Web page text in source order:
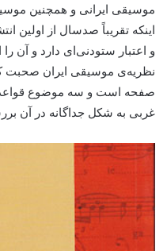
موسیقی ایرانی و همچنین
اینکه تقریباً صدسال از اولین
و اعتبار ستودنی‌ای دارد و آن
صفحه است و سه موضوع
غربی به شکل جداگانه در آن